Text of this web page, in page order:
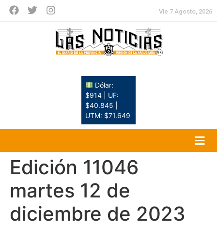
Vie 7 Agosto, 2026
Dólar:
$914 | UF:
$40.845 |
UTM: $71.649
Edición 11046
martes 12 de
diciembre de 2023